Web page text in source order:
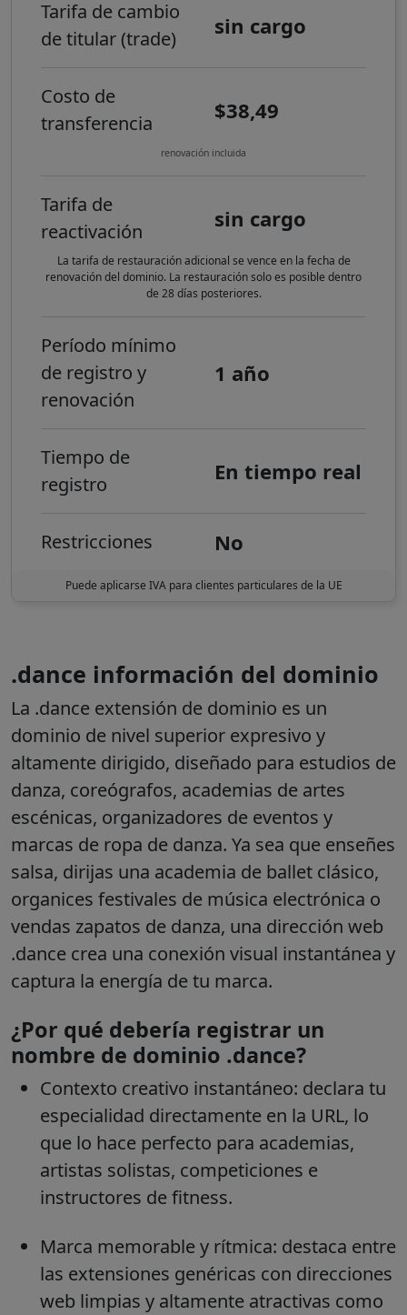
Tarifa de cambio
de titular (trade)
sin cargo
Costo de
transferencia
$38,49
renovación incluida
Tarifa de
reactivación
sin cargo
La tarifa de restauración adicional se vence en la fecha de
renovación del dominio. La restauración solo es posible dentro
de 28 días posteriores.
Período mínimo
de registro y
renovación
1 año
Tiempo de
registro
En tiempo real
Restricciones No
Puede aplicarse IVA para clientes particulares de la UE
.dance información del dominio
La .dance extensión de dominio es un
dominio de nivel superior expresivo y
altamente dirigido, diseñado para estudios de
danza, coreógrafos, academias de artes
escénicas, organizadores de eventos y
marcas de ropa de danza. Ya sea que enseñes
salsa, dirijas una academia de ballet clásico,
organices festivales de música electrónica o
vendas zapatos de danza, una dirección web
.dance crea una conexión visual instantánea y
captura la energía de tu marca.
¿Por qué debería registrar un
nombre de dominio .dance?
Contexto creativo instantáneo: declara tu
especialidad directamente en la URL, lo
que lo hace perfecto para academias,
artistas solistas, competiciones e
instructores de fitness.
Marca memorable y rítmica: destaca entre
las extensiones genéricas con direcciones
web limpias y altamente atractivas como